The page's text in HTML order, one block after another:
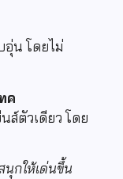
อุ่น โดยไม่
ค
ส์ตัวเดียว โดย
กให้เด่นขึ้น